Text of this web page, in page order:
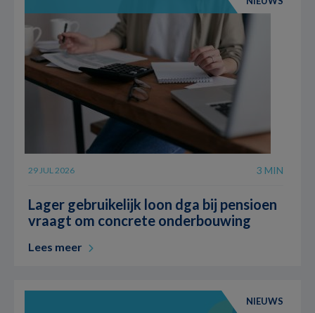
29 JUL 2026 3 MIN
Lager gebruikelijk loon dga bij pensioen
vraagt om concrete onderbouwing
Lees meer
NIEUWS